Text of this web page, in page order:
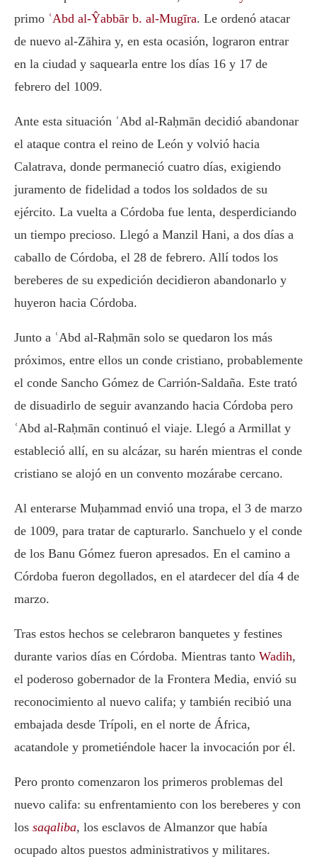
primo ʿAbd al-Ŷabbār b. al-Mugīra. Le ordenó atacar
de nuevo al-Zāhira y, en esta ocasión, lograron entrar
en la ciudad y saquearla entre los días 16 y 17 de
febrero del 1009.
Ante esta situación ʿAbd al-Raḥmān decidió abandonar
el ataque contra el reino de León y volvió hacia
Calatrava, donde permaneció cuatro días, exigiendo
juramento de fidelidad a todos los soldados de su
ejército. La vuelta a Córdoba fue lenta, desperdiciando
un tiempo precioso. Llegó a Manzil Hani, a dos días a
caballo de Córdoba, el 28 de febrero. Allí todos los
bereberes de su expedición decidieron abandonarlo y
huyeron hacia Córdoba.
Junto a ʿAbd al-Raḥmān solo se quedaron los más
próximos, entre ellos un conde cristiano, probablemente
el conde Sancho Gómez de Carrión-Saldaña. Este trató
de disuadirlo de seguir avanzando hacia Córdoba pero
ʿAbd al-Raḥmān continuó el viaje. Llegó a Armillat y
estableció allí, en su alcázar, su harén mientras el conde
cristiano se alojó en un convento mozárabe cercano.
Al enterarse Muḥammad envió una tropa, el 3 de marzo
de 1009, para tratar de capturarlo. Sanchuelo y el conde
de los Banu Gómez fueron apresados. En el camino a
Córdoba fueron degollados, en el atardecer del día 4 de
marzo.
Tras estos hechos se celebraron banquetes y festines
durante varios días en Córdoba. Mientras tanto Wadih,
el poderoso gobernador de la Frontera Media, envió su
reconocimiento al nuevo califa; y también recibió una
embajada desde Trípoli, en el norte de África,
acatandole y prometiéndole hacer la invocación por él.
Pero pronto comenzaron los primeros problemas del
nuevo califa: su enfrentamiento con los bereberes y con
los saqaliba, los esclavos de Almanzor que había
ocupado altos puestos administrativos y militares.